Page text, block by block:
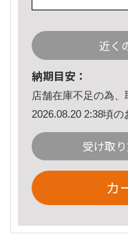
近く
納期目安：
店舗在庫不足の為、
2026.08.20 2:38頃の
受け取
カ